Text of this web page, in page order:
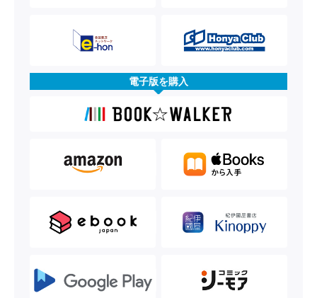
電子版を購入